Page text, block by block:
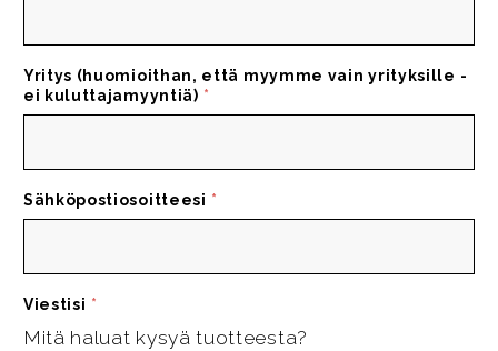
Yritys (huomioithan, että myymme vain yrityksille -
ei kuluttajamyyntiä) *
Sähköpostiosoitteesi *
Viestisi *
Mitä haluat kysyä tuotteesta?